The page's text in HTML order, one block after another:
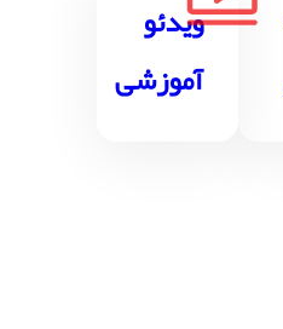
ویدئو
آموزشی